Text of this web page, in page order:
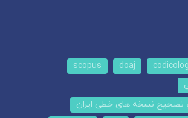
doaj
scopus
تصحیح نسخه های خطی ایران